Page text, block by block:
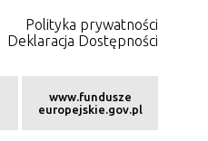
Polityka prywatności
Deklaracja Dostępności
www.fundusze
europejskie.gov.pl